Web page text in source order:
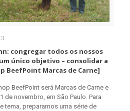
congregar todos os nossos
único objetivo – consolidar a
BeefPoint Marcas de Carne]
BeefPoint será Marcas de Carne e
de novembro, em São Paulo. Para
tema, preparamos uma série de